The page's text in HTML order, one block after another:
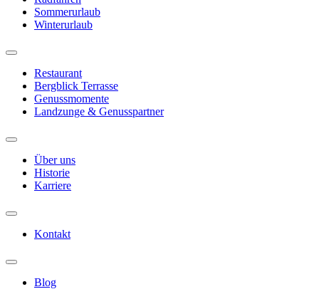
Sommerurlaub
Winterurlaub
Restaurant
Bergblick Terrasse
Genussmomente
Landzunge & Genusspartner
Über uns
Historie
Karriere
Kontakt
Blog